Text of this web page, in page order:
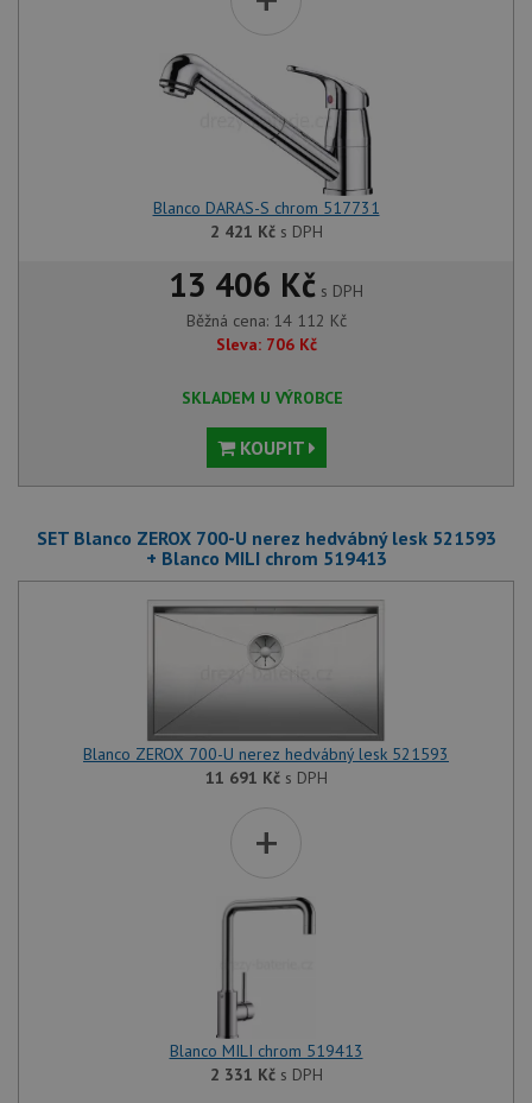
Blanco DARAS-S chrom 517731
2 421 Kčs DPH
13 406 Kč s DPH
Běžná cena: 14 112 Kč
Sleva: 706 Kč
SKLADEM U VÝROBCE
KOUPIT
SET Blanco ZEROX 700-U nerez hedvábný lesk 521593
+ Blanco MILI chrom 519413
Blanco ZEROX 700-U nerez hedvábný lesk 521593
11 691 Kčs DPH
+
Blanco MILI chrom 519413
2 331 Kčs DPH